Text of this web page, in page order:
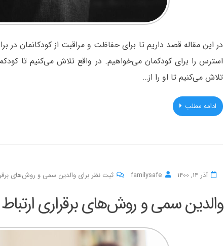
در این مقاله قصد داریم تا برای حفاظت و مراقبت از کودکانمان
استرس را برای کودکمان می‌خواهیم. در واقع تلاش می‌کنیم تا
تلاش می‌کنیم تا او را از…
ادامه مطلب
آذر 14, 1400 familysafe ثبت نظر برای والدین سمی و روش‌های
والدین سمی و روش‌های برقراری ارتباط